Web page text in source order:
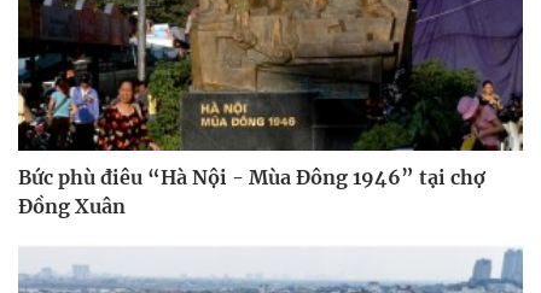
Bức phù điêu “Hà Nội - Mùa Đông 1946” tại chợ
Đồng Xuân